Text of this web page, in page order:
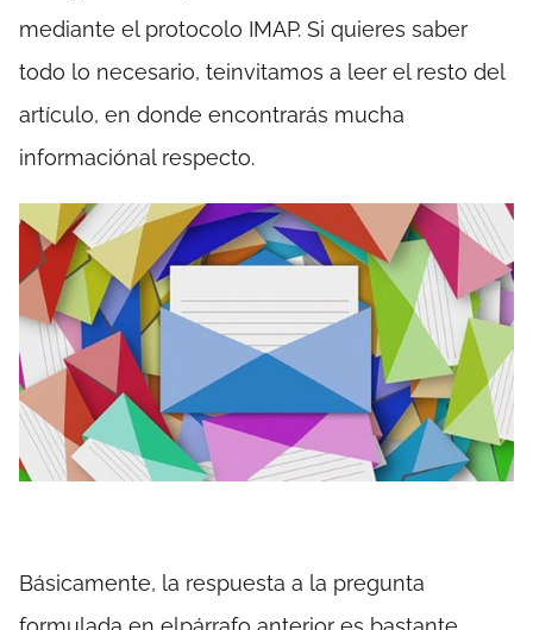
mediante el protocolo IMAP. Si quieres saber
todo lo necesario, teinvitamos a leer el resto del
artículo, en donde encontrarás mucha
informaciónal respecto.
Básicamente, la respuesta a la pregunta